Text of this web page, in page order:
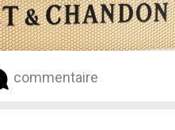
commentaire